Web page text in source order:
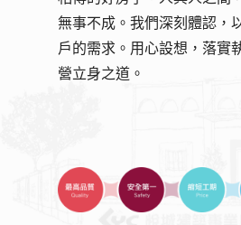
無事不成。我們深刻體認，
戶的需求。用心設想，落實
營立身之道。